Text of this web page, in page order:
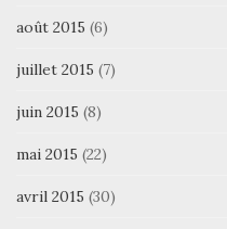
août 2015 (6)
juillet 2015 (7)
juin 2015 (8)
mai 2015 (22)
avril 2015 (30)